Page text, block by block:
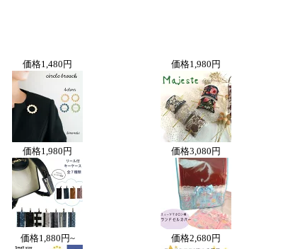
価格1,480円 価格1,980円
価格1,980円 価格3,080円
価格1,880円~ 価格2,680円